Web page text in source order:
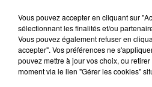
FOREZTIVAL : DROGUÉ ET
PROPOS DÉPLACÉS, UN
Vous pouvez accepter en cliquant sur
sélectionnant les finalités et/ou
Vous pouvez également refuser en
accepter". Vos préférences ne
pouvez mettre à jour vos choix, ou
moment via le lien "Gérer les cookies"